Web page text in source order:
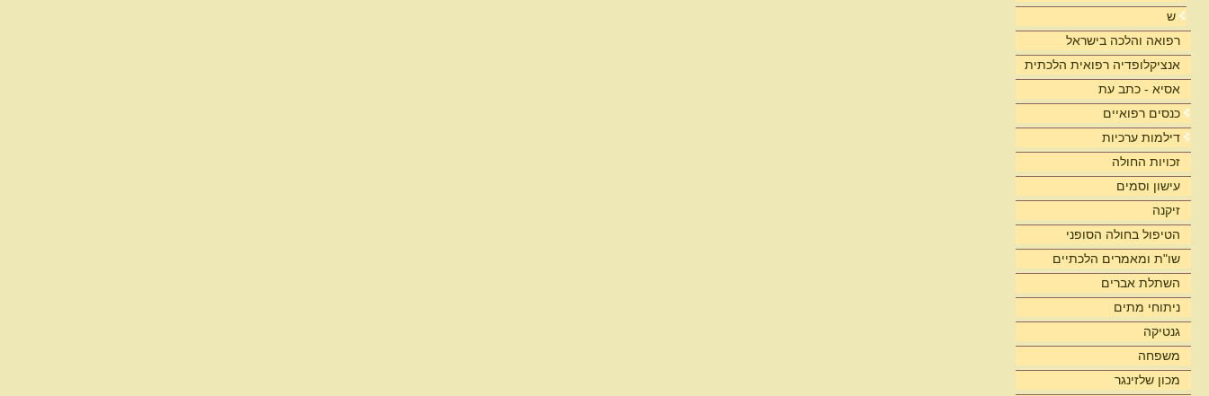
ש
רפואה והלכה בישראל
אנציקלופדיה רפואית הלכתית
אסיא - כתב עת
כנסים רפואיים
דילמות ערכיות
זכויות החולה
עישון וסמים
זיקנה
הטיפול בחולה הסופני
שו"ת ומאמרים הלכתיים
השתלת אברים
ניתוחי מתים
גנטיקה
משפחה
מכון שלזינגר